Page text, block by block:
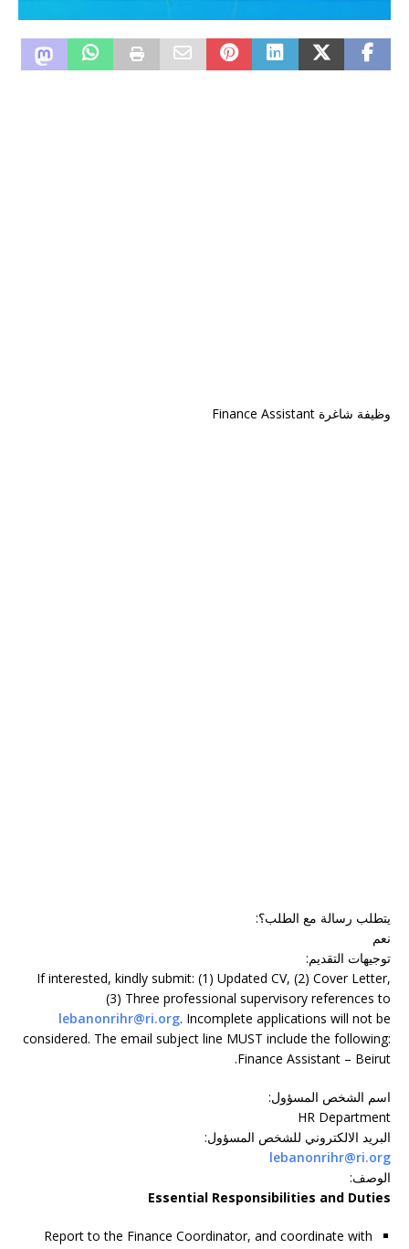
وظيفة شاغرة Finance Assistant
يتطلب رسالة مع الطلب؟:
نعم
توجيهات التقديم:
If interested, kindly submit: (1) Updated CV, (2) Cover Letter,
(3) Three professional supervisory references to
lebanonrihr@ri.org. Incomplete applications will not be
considered. The email subject line MUST include the following:
Finance Assistant – Beirut.
اسم الشخص المسؤول:
HR Department
البريد الالكتروني للشخص المسؤول:
lebanonrihr@ri.org
الوصف:
Essential Responsibilities and Duties
Report to the Finance Coordinator, and coordinate with